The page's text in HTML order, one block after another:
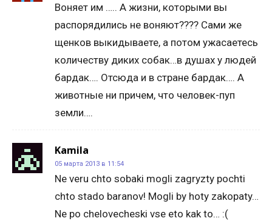
Воняет им ….. А жизни, которыми вы
распорядились не воняют???? Сами же
щенков выкидываете, а потом ужасаетесь
количеству диких собак…в душах у людей
бардак…. Отсюда и в стране бардак…. А
животные ни причем, что человек-пуп
земли….
Kamila
05 марта 2013 в 11:54
Ne veru chto sobaki mogli zagryzty pochti
chto stado baranov! Mogli by hoty zakopaty…
Ne po chelovecheski vse eto kak to… :(